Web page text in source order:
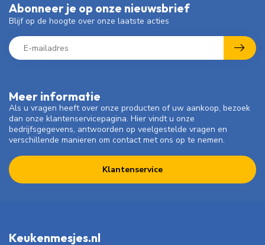
Meer informatie
Als u vragen heeft over onze producten of uw aankoop, bezoek
dan onze klantenservicepagina. Hier vindt u onze
bedrijfsgegevens, antwoorden op veelgestelde vragen en
verschillende manieren om contact met ons op te nemen.
Klantenservice
Abonneer je op onze nieuwsbrief
Blijf op de hoogte over onze laatste acties
Keukenmesjes.nl